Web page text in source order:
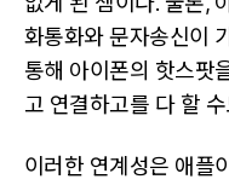
화통화와 문자송신이
통해 아이폰의 핫스팟
고 연결하고를 다 할
이러한 연계성은 애플